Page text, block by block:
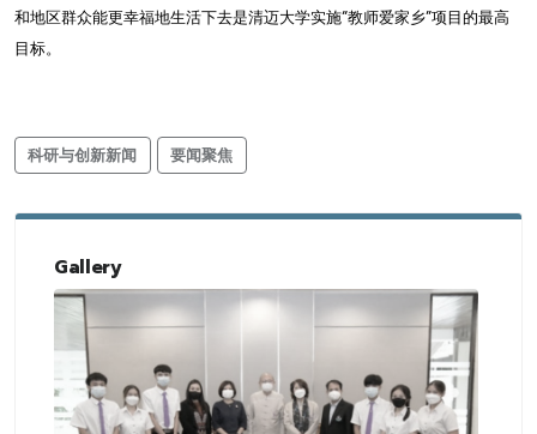
和地区群众能更幸福地生活下去是清迈大学实施“教师爱家乡”项目的最高
目标。
科研与创新新闻 要闻聚焦
Gallery